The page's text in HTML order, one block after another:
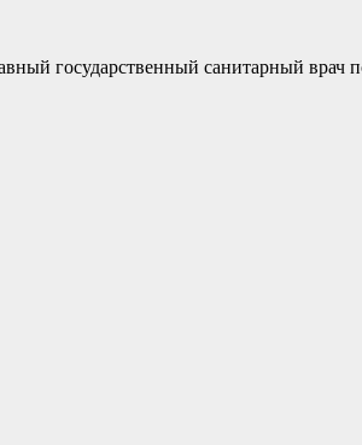
государственный санитарный врач